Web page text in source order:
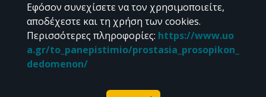
CC BY-NC 4.0
Εκτός αν αναφέρεται διαφορετικά, το υλικό της "Περγάμου" διατίθεται
Powered by
Εφόσον συνεχίσετε να τον χρησιμοποιείτε,
αποδέχεστε και τη χρήση των cookies.
Περισσότερες πληροφορίες: https://www.uo
a.gr/to_panepistimio/prostasia_prosopikon_
dedomenon/